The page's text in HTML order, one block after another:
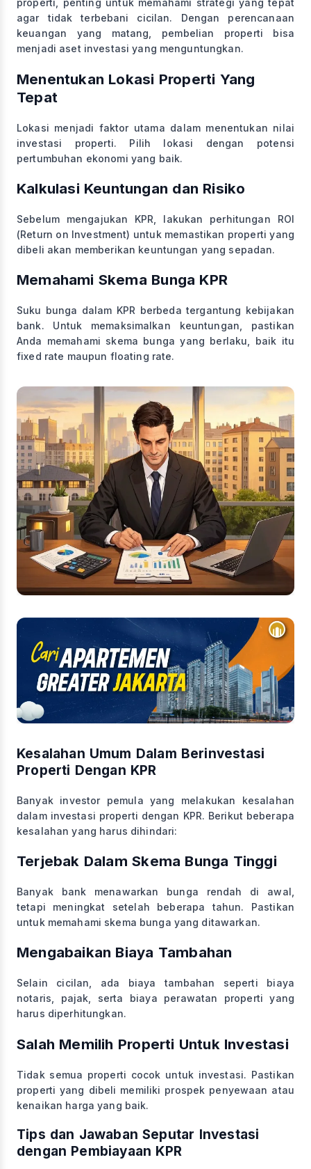
properti, penting untuk memahami strategi yang tepat
agar tidak terbebani cicilan. Dengan perencanaan
keuangan yang matang, pembelian properti bisa
menjadi aset investasi yang menguntungkan.
Menentukan Lokasi Properti Yang
Tepat
Lokasi menjadi faktor utama dalam menentukan nilai
investasi properti. Pilih lokasi dengan potensi
pertumbuhan ekonomi yang baik.
Kalkulasi Keuntungan dan Risiko
Sebelum mengajukan KPR, lakukan perhitungan ROI
(Return on Investment) untuk memastikan properti yang
dibeli akan memberikan keuntungan yang sepadan.
Memahami Skema Bunga KPR
Suku bunga dalam KPR berbeda tergantung kebijakan
bank. Untuk memaksimalkan keuntungan, pastikan
Anda memahami skema bunga yang berlaku, baik itu
fixed rate maupun floating rate.
Kesalahan Umum Dalam Berinvestasi
Properti Dengan KPR
Banyak investor pemula yang melakukan kesalahan
dalam investasi properti dengan KPR. Berikut beberapa
kesalahan yang harus dihindari:
Terjebak Dalam Skema Bunga Tinggi
Banyak bank menawarkan bunga rendah di awal,
tetapi meningkat setelah beberapa tahun. Pastikan
untuk memahami skema bunga yang ditawarkan.
Mengabaikan Biaya Tambahan
Selain cicilan, ada biaya tambahan seperti biaya
notaris, pajak, serta biaya perawatan properti yang
harus diperhitungkan.
Salah Memilih Properti Untuk Investasi
Tidak semua properti cocok untuk investasi. Pastikan
properti yang dibeli memiliki prospek penyewaan atau
kenaikan harga yang baik.
Tips dan Jawaban Seputar Investasi
dengan Pembiayaan KPR